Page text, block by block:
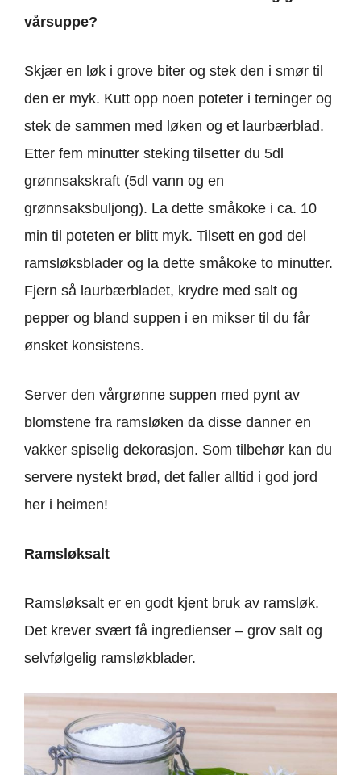
vårsuppe?
Skjær en løk i grove biter og stek den i smør til
den er myk. Kutt opp noen poteter i terninger og
stek de sammen med løken og et laurbærblad.
Etter fem minutter steking tilsetter du 5dl
grønnsakskraft (5dl vann og en
grønnsaksbuljong). La dette småkoke i ca. 10
min til poteten er blitt myk. Tilsett en god del
ramsløksblader og la dette småkoke to minutter.
Fjern så laurbærbladet, krydre med salt og
pepper og bland suppen i en mikser til du får
ønsket konsistens.
Server den vårgrønne suppen med pynt av
blomstene fra ramsløken da disse danner en
vakker spiselig dekorasjon. Som tilbehør kan du
servere nystekt brød, det faller alltid i god jord
her i heimen!
Ramsløksalt
Ramsløksalt er en godt kjent bruk av ramsløk.
Det krever svært få ingredienser – grov salt og
selvfølgelig ramsløkblader.